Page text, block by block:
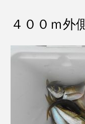
４００ｍ